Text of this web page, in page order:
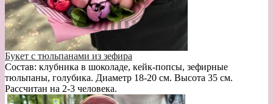
Букет с тюльпанами из зефира
Состав: клубника в шоколаде, кейк-попсы, зефирные
тюльпаны, голубика. Диаметр 18-20 см. Высота 35 см.
Рассчитан на 2-3 человека.